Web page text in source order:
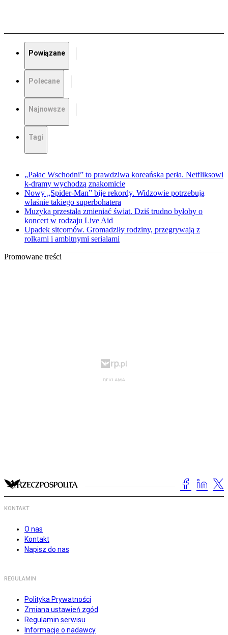
Powiązane
Polecane
Najnowsze
Tagi
„Pałac Wschodni” to prawdziwa koreańska perła. Netfliksowi
k-dramy wychodzą znakomicie
Nowy „Spider-Man” bije rekordy. Widzowie potrzebują
właśnie takiego superbohatera
Muzyka przestała zmieniać świat. Dziś trudno byłoby o
koncert w rodzaju Live Aid
Upadek sitcomów. Gromadziły rodziny, przegrywają z
rolkami i ambitnymi serialami
Promowane treści
KONTAKT
O nas
Kontakt
Napisz do nas
REGULAMIN
Polityka Prywatności
Zmiana ustawień zgód
Regulamin serwisu
Informacje o nadawcy